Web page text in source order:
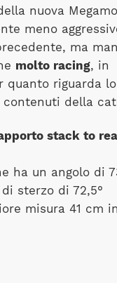
nuova
meno
ma
molto racing, in
quanto riguarda
della
stack to
ha un angolo di
sterzo di 72,5°
misura 41 cm